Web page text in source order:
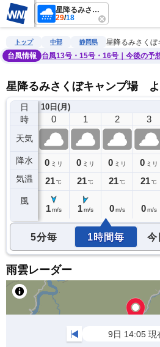
星降るみさくぼキャンプ場 よつばの杜
29/18
雨雲レーダー 台風情報 地震情報
トップ 中部 静岡県
星降るみさく
台風情報
台風13号・15号・16号｜今後の予
星降るみさくぼキャンプ場
日
時
天気
降水
気温
風
9日(日)
23
1ミリ
21℃
10日(月)
0
0 ミリ
21℃
1 m/s
1
0 ミリ
21℃
1 m/s
2
0 ミリ
21℃
0 m/s
3
0 ミリ
21℃
0 m/s
5分毎 1時間毎 今
雨雲レーダー